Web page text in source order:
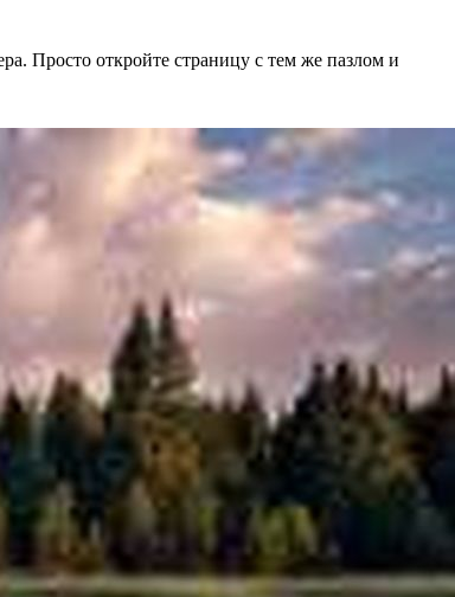
Просто откройте страницу с тем же пазлом и